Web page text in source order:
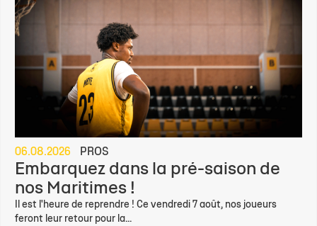
06.08.2026 PROS
Embarquez dans la pré-saison de
nos Maritimes !
Il est l'heure de reprendre ! Ce vendredi 7 août, nos joueurs
feront leur retour pour la...